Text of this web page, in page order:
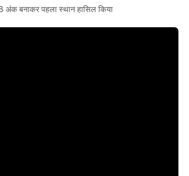
अंक बनाकर पहला स्थान हासिल किया